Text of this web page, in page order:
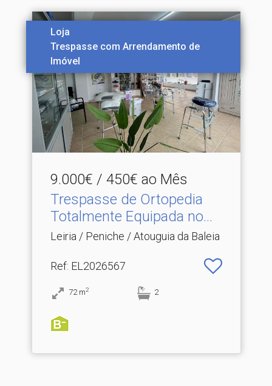
Loja
Trespasse com Arrendamento de
Imóvel
9.000€ / 450€ ao Mês
Trespasse de Ortopedia
Totalmente Equipada no.​..
Leiria / Peniche / Atouguia da Baleia
Ref: EL2026567
72 m2 2